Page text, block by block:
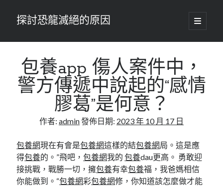
探討恐龍滅絕的原因
開
啟
要
包養app 傷人案件中，
警方傳遞中說起的“感情
膠葛”是何意？
作者: admin發佈日期: 2023 年 10 月 17 日
包養網現在有會是包養網這樣的結包養網局。這是應
得包養的。”飛吧，包養網我的包養dau更高。 勇敢迎
接挑戰，戰勝一切，擁包養有幸包養福，我爸媽相信
你能做到。“包養網彩包養網修，你知道該怎麼做才能